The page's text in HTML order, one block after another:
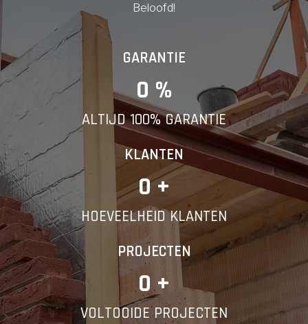
Beloofd!
GARANTIE
0 %
ALTIJD 100% GARANTIE
KLANTEN
0 +
HOEVEELHEID KLANTEN
PROJECTEN
0 +
VOLTOOIDE PROJECTEN